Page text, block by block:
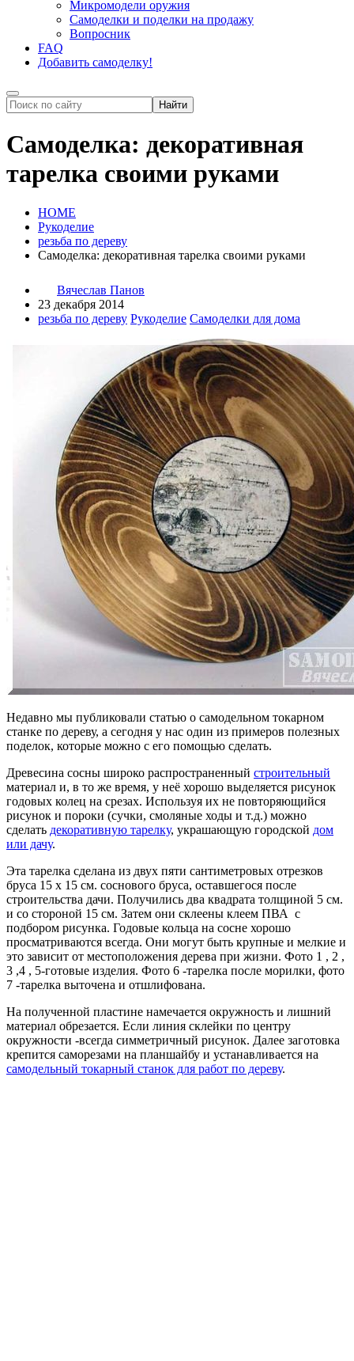
Микромодели оружия
Самоделки и поделки на продажу
Вопросник
FAQ
Добавить самоделку!
Самоделка: декоративная
тарелка своими руками
HOME
Рукоделие
резьба по дереву
Самоделка: декоративная тарелка своими руками
Вячеслав Панов
23 декабря 2014
резьба по дереву Рукоделие Самоделки для дома
Недавно мы публиковали статью о самодельном токарном
станке по дереву, а сегодня у нас один из примеров полезных
поделок, которые можно с его помощью сделать.
Древесина сосны широко распространенный строительный
материал и, в то же время, у неё хорошо выделяется рисунок
годовых колец на срезах. Используя их не повторяющийся
рисунок и пороки (сучки, смоляные ходы и т.д.) можно
сделать декоративную тарелку, украшающую городской дом
или дачу.
Эта тарелка сделана из двух пяти сантиметровых отрезков
бруса 15 х 15 см. соснового бруса, оставшегося после
строительства дачи. Получились два квадрата толщиной 5 см.
и со стороной 15 см. Затем они склеены клеем ПВА с
подбором рисунка. Годовые кольца на сосне хорошо
просматриваются всегда. Они могут быть крупные и мелкие и
это зависит от местоположения дерева при жизни. Фото 1 , 2 ,
3 ,4 , 5-готовые изделия. Фото 6 -тарелка после морилки, фото
7 -тарелка выточена и отшлифована.
На полученной пластине намечается окружность и лишний
материал обрезается. Если линия склейки по центру
окружности -всегда симметричный рисунок. Далее заготовка
крепится саморезами на планшайбу и устанавливается на
самодельный токарный станок для работ по дереву.